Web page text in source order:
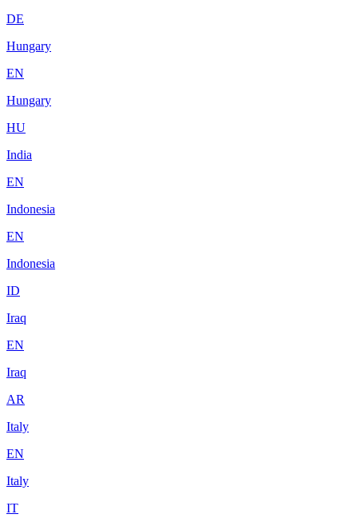
DE
Hungary
EN
Hungary
HU
India
EN
Indonesia
EN
Indonesia
ID
Iraq
EN
Iraq
AR
Italy
EN
Italy
IT